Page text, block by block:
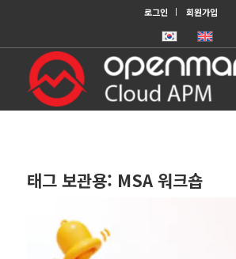
로그인 회원가입
태그 보관용: MSA 워크숍